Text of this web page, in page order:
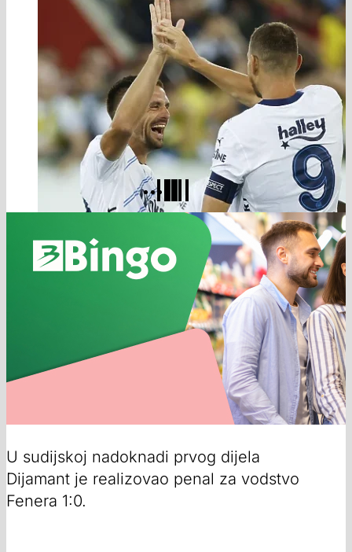
U sudijskoj nadoknadi prvog dijela
Dijamant je realizovao penal za vodstvo
Fenera 1:0.